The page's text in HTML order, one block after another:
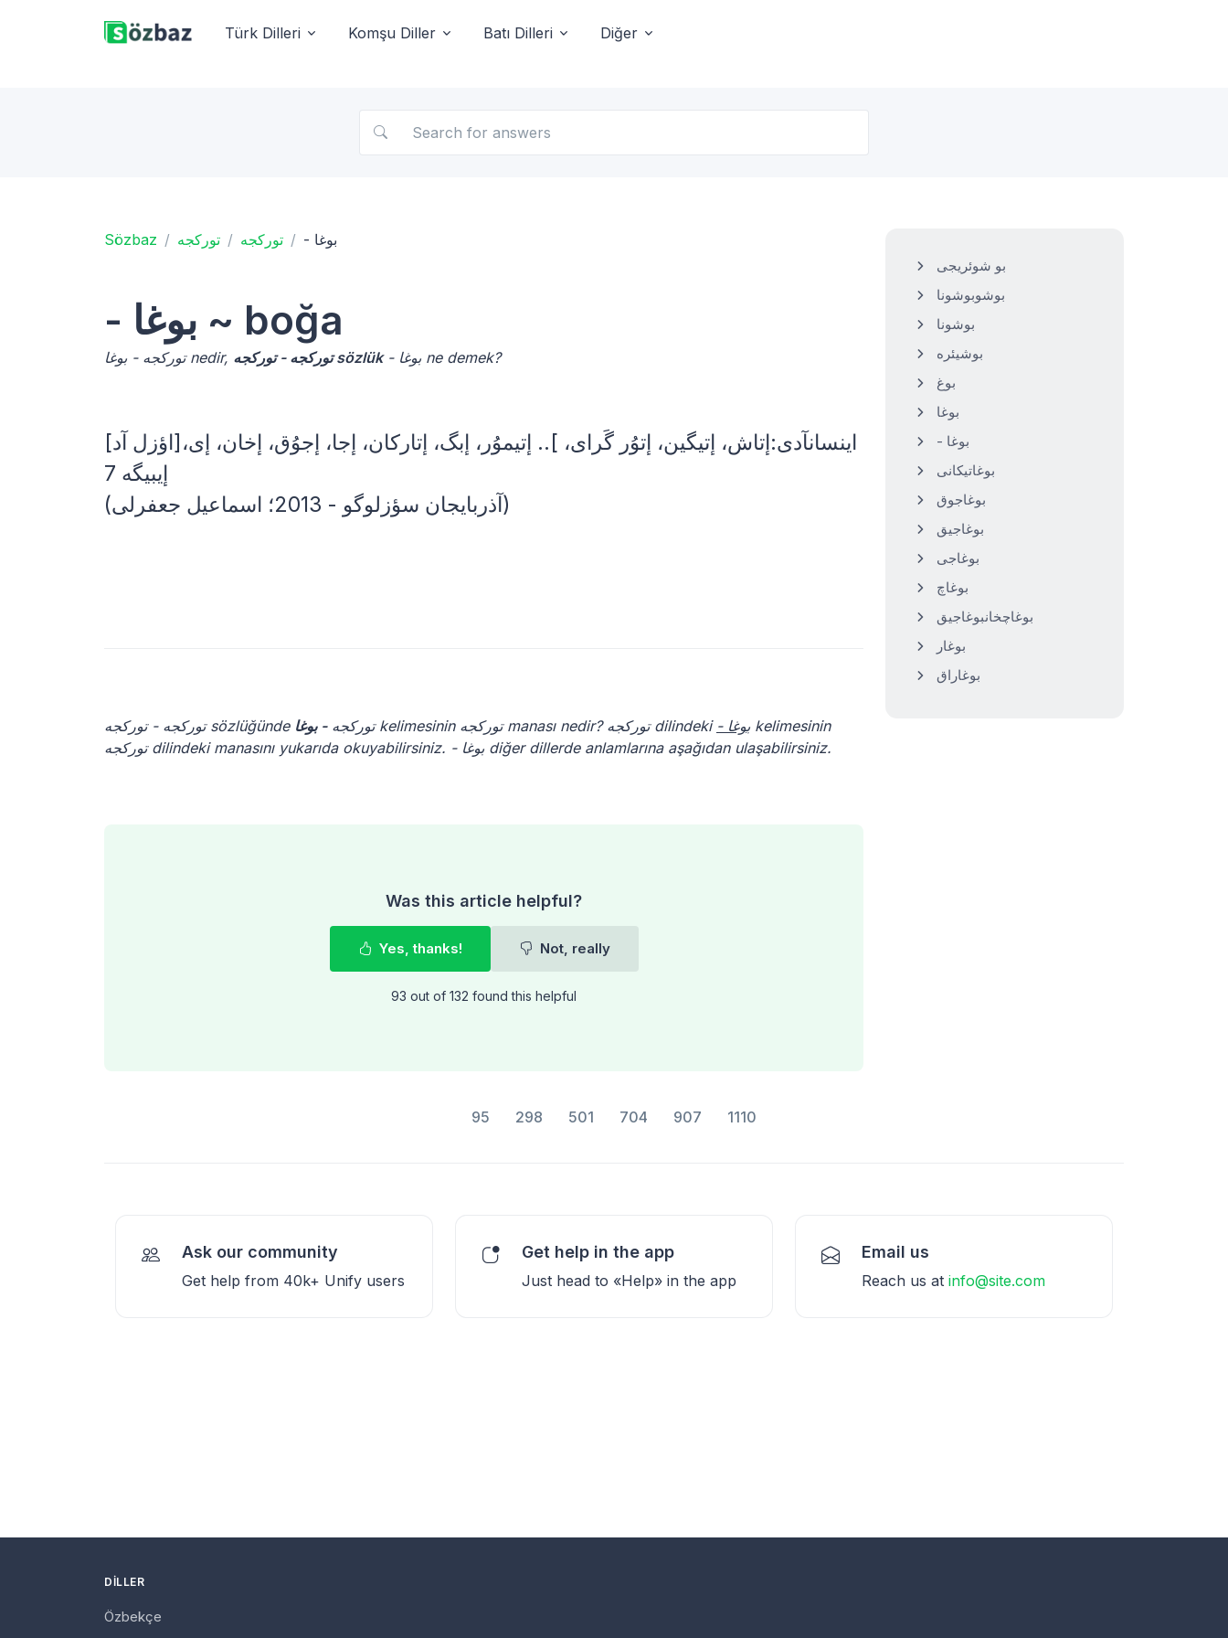
Türk Dilleri Komşu Diller Batı Dilleri Diğer
Sözbaz توركجه توركجه - بوغا
- بوغا ~ boğa
توركجه - بوغا nedir, توركجه - توركجه sözlük - بوغا ne demek?
[اؤزل آد]اینسانآدی:إتاش، إتیگین، إتوُر گَرای، ].. إتیموُر، إبگ، إتارکان، إجا، إجوُق، إخان، إی،
إیبیگه 7
(آذربایجان سؤزلوگو - 2013؛ اسماعیل جعفرلی)
توركجه - توركجه sözlüğünde توركجه- بوغا kelimesinin توركجه manası nedir? توركجه dilindeki - بوغا kelimesinin
توركجه dilindeki manasını yukarıda okuyabilirsiniz. - بوغا diğer dillerde anlamlarına aşağıdan ulaşabilirsiniz.
Was this article helpful?
Yes, thanks! Not, really
93 out of 132 found this helpful
بو شوئریجی
بوشوبوشونا
بوشونا
بوغ
بوغا
- بوغا
بوغاتیکانی
بوغاجوق
بوغاجیق
بوغاجی
بوغاچ
بوغاچخانبوغاجیق
بوغار
بوغاراق
95 298 501 704 907 1110
Ask our community
Get help from 40k+ Unify users
Get help in the app
Just head to «Help» in the app
Email us
Reach us at info@site.com
DILLER
Özbekçe